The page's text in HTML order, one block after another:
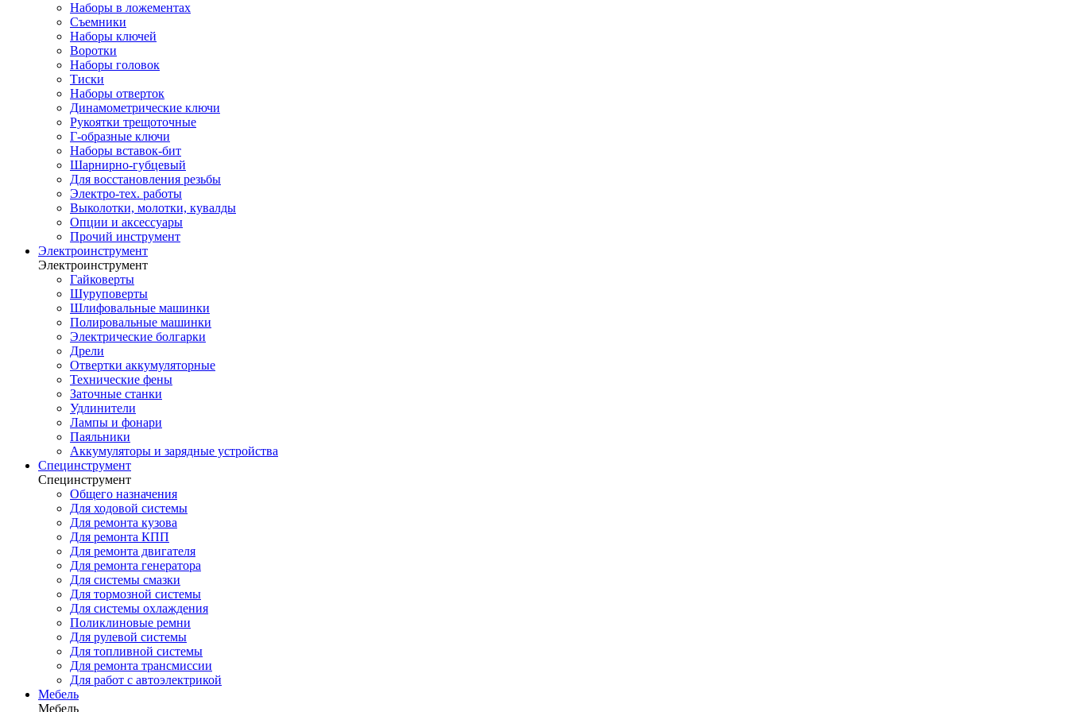
Наборы в ложементах
Съемники
Наборы ключей
Воротки
Наборы головок
Тиски
Наборы отверток
Динамометрические ключи
Рукоятки трещоточные
Г-образные ключи
Наборы вставок-бит
Шарнирно-губцевый
Для восстановления резьбы
Электро-тех. работы
Выколотки, молотки, кувалды
Опции и аксессуары
Прочий инструмент
Электроинструмент
Электроинструмент
Гайковерты
Шуруповерты
Шлифовальные машинки
Полировальные машинки
Электрические болгарки
Дрели
Отвертки аккумуляторные
Технические фены
Заточные станки
Удлинители
Лампы и фонари
Паяльники
Аккумуляторы и зарядные устройства
Специнструмент
Специнструмент
Общего назначения
Для ходовой системы
Для ремонта кузова
Для ремонта КПП
Для ремонта двигателя
Для ремонта генератора
Для системы смазки
Для тормозной системы
Для системы охлаждения
Поликлиновые ремни
Для рулевой системы
Для топливной системы
Для ремонта трансмиссии
Для работ с автоэлектрикой
Мебель
Мебель